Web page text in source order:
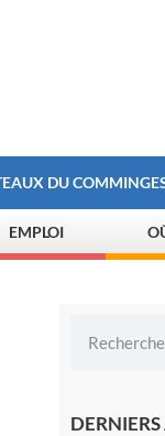
DU
EMPLOI